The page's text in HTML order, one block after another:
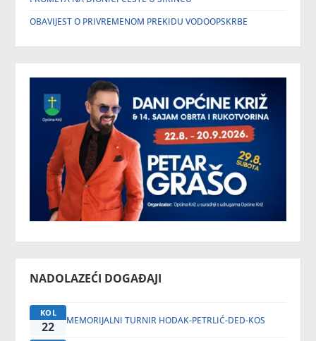
OBAVIJEST O PRIVREMENOM PREKIDU VODOOPSKRBE
NADOLAZEĆI DOGAĐAJI
KOL
22 MEMORIJALNI TURNIR HODAK-PETRLIĆ-DED-KOS